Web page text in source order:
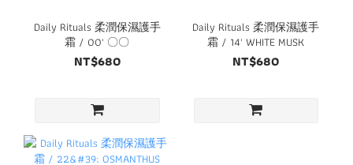
Daily Rituals 柔潤保濕護手
霜 / 00' 〇〇
NT$680
Daily Rituals 柔潤保濕護手
霜 / 14' WHITE MUSK
NT$680